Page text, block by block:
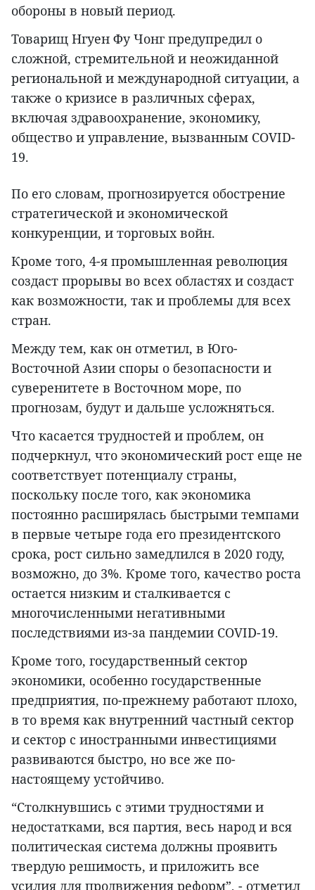
обороны в новый период.
Товарищ Нгуен Фу Чонг предупредил о
сложной, стремительной и неожиданной
региональной и международной ситуации, а
также о кризисе в различных сферах,
включая здравоохранение, экономику,
общество и управление, вызванным COVID-
19.
По его словам, прогнозируется обострение
стратегической и экономической
конкуренции, и торговых войн.
Кроме того, 4-я промышленная революция
создаст прорывы во всех областях и создаст
как возможности, так и проблемы для всех
стран.
Между тем, как он отметил, в Юго-
Восточной Азии споры о безопасности и
суверенитете в Восточном море, по
прогнозам, будут и дальше усложняться.
Что касается трудностей и проблем, он
подчеркнул, что экономический рост еще не
соответствует потенциалу страны,
поскольку после того, как экономика
постоянно расширялась быстрыми темпами
в первые четыре года его президентского
срока, рост сильно замедлился в 2020 году,
возможно, до 3%. Кроме того, качество роста
остается низким и сталкивается с
многочисленными негативными
последствиями из-за пандемии COVID-19.
Кроме того, государственный сектор
экономики, особенно государственные
предприятия, по-прежнему работают плохо,
в то время как внутренний частный сектор
и сектор с иностранными инвестициями
развиваются быстро, но все же по-
настоящему устойчиво.
“Столкнувшись с этими трудностями и
недостатками, вся партия, весь народ и вся
политическая система должны проявить
твердую решимость, и приложить все
усилия для продвижения реформ”, - отметил